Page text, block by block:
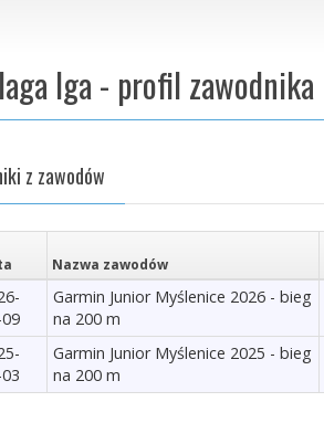
Iga - profil zawodnika
z zawodów
Nazwa zawodów
Garmin Junior Myślenice 2026 - bieg
na 200 m
Garmin Junior Myślenice 2025 - bieg
na 200 m